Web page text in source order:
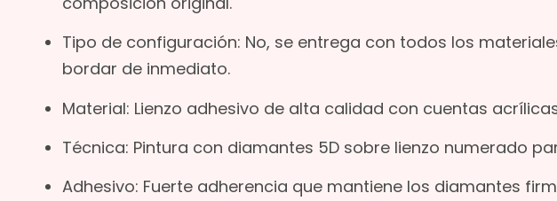
Tipo de configuración: No, se entrega con todos los
bordar de inmediato.
Material: Lienzo adhesivo de alta calidad con cuentas
Técnica: Pintura con diamantes 5D sobre lienzo numerado
Adhesivo: Fuerte adherencia que mantiene los diamantes